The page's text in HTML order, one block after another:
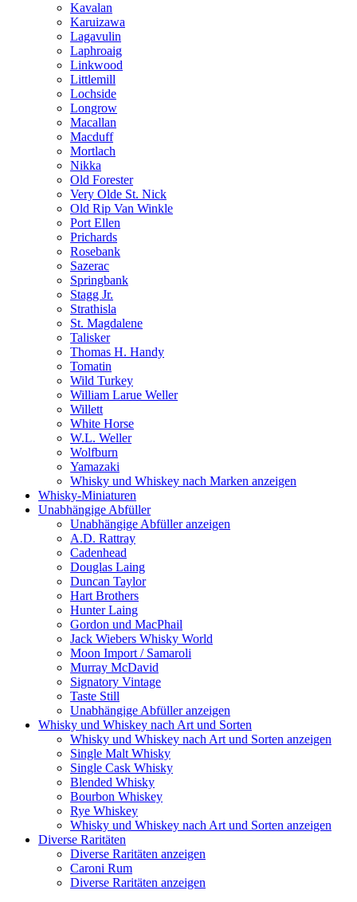
Kavalan
Karuizawa
Lagavulin
Laphroaig
Linkwood
Littlemill
Lochside
Longrow
Macallan
Macduff
Mortlach
Nikka
Old Forester
Very Olde St. Nick
Old Rip Van Winkle
Port Ellen
Prichards
Rosebank
Sazerac
Springbank
Stagg Jr.
Strathisla
St. Magdalene
Talisker
Thomas H. Handy
Tomatin
Wild Turkey
William Larue Weller
Willett
White Horse
W.L. Weller
Wolfburn
Yamazaki
Whisky und Whiskey nach Marken anzeigen
Whisky-Miniaturen
Unabhängige Abfüller
Unabhängige Abfüller anzeigen
A.D. Rattray
Cadenhead
Douglas Laing
Duncan Taylor
Hart Brothers
Hunter Laing
Gordon und MacPhail
Jack Wiebers Whisky World
Moon Import / Samaroli
Murray McDavid
Signatory Vintage
Taste Still
Unabhängige Abfüller anzeigen
Whisky und Whiskey nach Art und Sorten
Whisky und Whiskey nach Art und Sorten anzeigen
Single Malt Whisky
Single Cask Whisky
Blended Whisky
Bourbon Whiskey
Rye Whiskey
Whisky und Whiskey nach Art und Sorten anzeigen
Diverse Raritäten
Diverse Raritäten anzeigen
Caroni Rum
Diverse Raritäten anzeigen